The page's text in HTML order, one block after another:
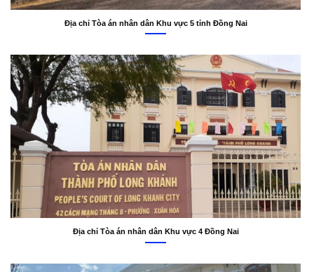
Địa chỉ Tòa án nhân dân Khu vực 5 tỉnh Đồng Nai
Địa chỉ Tòa án nhân dân Khu vực 4 Đồng Nai